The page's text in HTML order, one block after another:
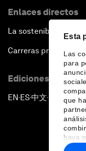
Esta
Las
para
que
haya
Enlaces directos
La sostenibilidad en
Carreras
Ediciones en
EN ▪ES▪中文▪ 日本語